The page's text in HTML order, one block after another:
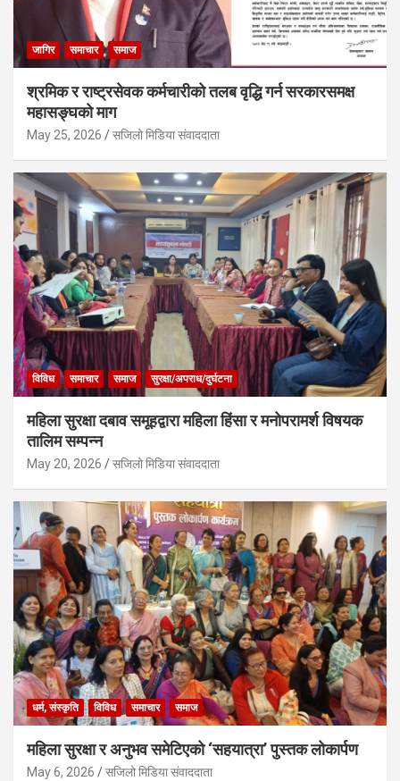
जागिर समाचार समाज
श्रमिक र राष्ट्रसेवक कर्मचारीको तलब वृद्धि गर्न सरकारसमक्ष
महासङ्घको माग
May 25, 2026 सजिलो मिडिया संवाददाता
विविध समाचार समाज सुरक्षा/अपराध/दुर्घटना
महिला सुरक्षा दबाव समूहद्वारा महिला हिंसा र मनोपरामर्श विषयक
तालिम सम्पन्न
May 20, 2026 सजिलो मिडिया संवाददाता
धर्म, संस्कृति विविध समाचार समाज
महिला सुरक्षा र अनुभव समेटिएको ‘सहयात्रा’ पुस्तक लोकार्पण
May 6, 2026 सजिलो मिडिया संवाददाता